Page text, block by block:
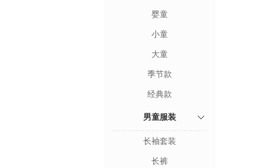
婴童
小童
大童
季节款
经典款
男童服装
长袖套装
长裤